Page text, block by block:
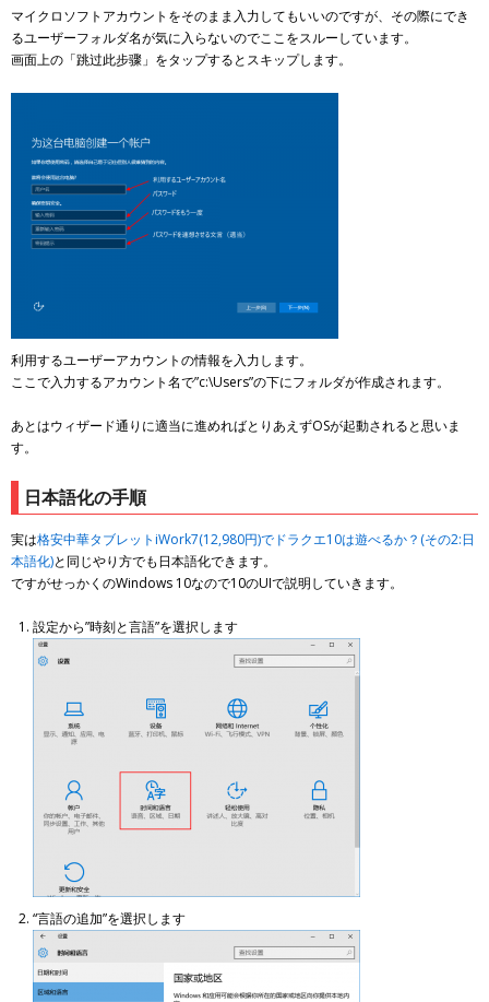
マイクロソフトアカウントをそのまま入力してもいいのですが、その際にでき
るユーザーフォルダ名が気に入らないのでここをスルーしています。
画面上の「跳过此步骤」をタップするとスキップします。
利用するユーザーアカウントの情報を入力します。
ここで入力するアカウント名で”c:\Users”の下にフォルダが作成されます。
あとはウィザード通りに適当に進めればとりあえずOSが起動されると思いま
す。
日本語化の手順
実は格安中華タブレットiWork7(12,980円)でドラクエ10は遊べるか？(その2:日
本語化)と同じやり方でも日本語化できます。
ですがせっかくのWindows 10なので10のUIで説明していきます。
設定から”時刻と言語”を選択します
“言語の追加”を選択します